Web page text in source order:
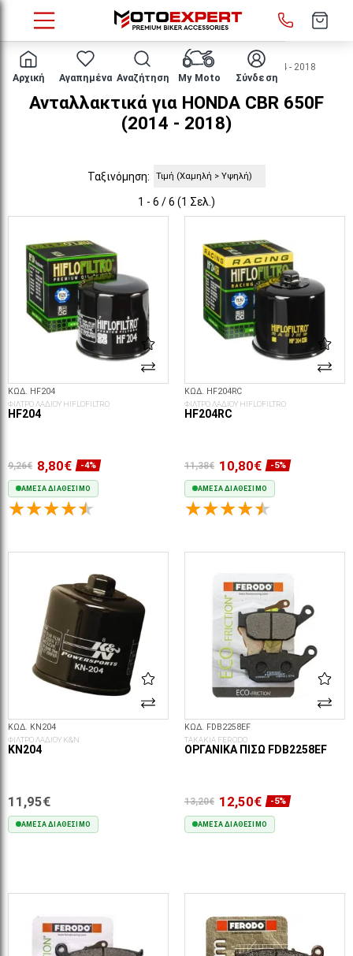
Αρχική Αγαπημένα Αναζήτηση My Moto Σύνδεση
Μάρκα/μοντέλο HONDA CBR 650F 2014 - 2018
Ανταλλακτικά για HONDA CBR 650F
(2014 - 2018)
Ταξινόμηση:
1 - 6 / 6 (1 Σελ.)
ΚΩΔ. HF204
ΦΙΛΤΡΟ ΛΑΔΙΟΥ HIFLOFILTRO
HF204
9,26€ 8,80€ -4%
ΆΜΕΣΑ ΔΙΑΘΈΣΙΜΟ
ΚΩΔ. HF204RC
ΦΙΛΤΡΟ ΛΑΔΙΟΥ HIFLOFILTRO
HF204RC
11,38€ 10,80€ -5%
ΆΜΕΣΑ ΔΙΑΘΈΣΙΜΟ
ΚΩΔ. KN204
ΦΙΛΤΡΟ ΛΑΔΙΟΥ K&N
KN204
11,95€
ΆΜΕΣΑ ΔΙΑΘΈΣΙΜΟ
ΚΩΔ. FDB2258EF
ΤΑΚΑΚΙΑ FERODO
ΟΡΓΑΝΙΚΆ ΠΊΣΩ FDB2258EF
13,20€ 12,50€ -5%
ΆΜΕΣΑ ΔΙΑΘΈΣΙΜΟ